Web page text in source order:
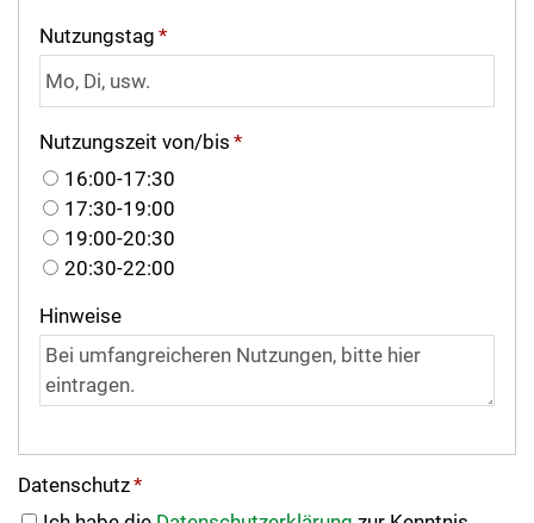
Nutzungstag *
Nutzungszeit von/bis *
16:00-17:30
17:30-19:00
19:00-20:30
20:30-22:00
Hinweise
Datenschutz*